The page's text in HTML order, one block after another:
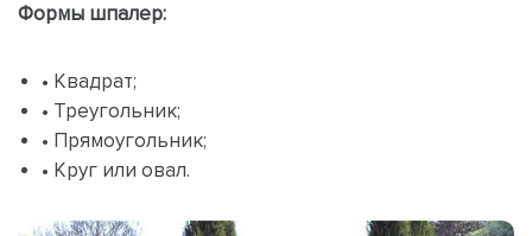
Формы шпалер:
• Квадрат;
• Треугольник;
• Прямоугольник;
• Круг или овал.